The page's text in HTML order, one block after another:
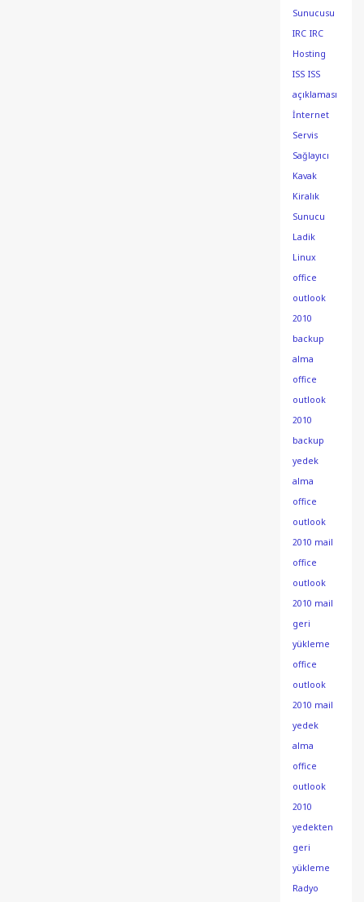
Sunucusu
IRC IRC
Hosting
ISS ISS
açıklaması
İnternet
Servis
Sağlayıcı
Kavak
Kiralık
Sunucu
Ladik
Linux
office
outlook
2010
backup
alma
office
outlook
2010
backup
yedek
alma
office
outlook
2010 mail
office
outlook
2010 mail
geri
yükleme
office
outlook
2010 mail
yedek
alma
office
outlook
2010
yedekten
geri
yükleme
Radyo